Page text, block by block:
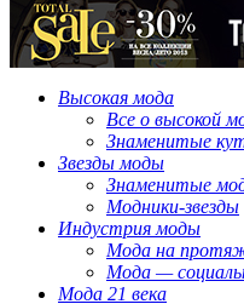
Высокая мода
Все о высокой
Знаменитые
Звезды моды
Знаменитые
Модники-звезды
Индустрия моды
Мода на
Мода —
Мода 21 века